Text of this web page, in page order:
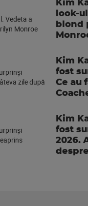
Kim
look-
blond
Kim
fost
Ce au
Kim
fost
2026.